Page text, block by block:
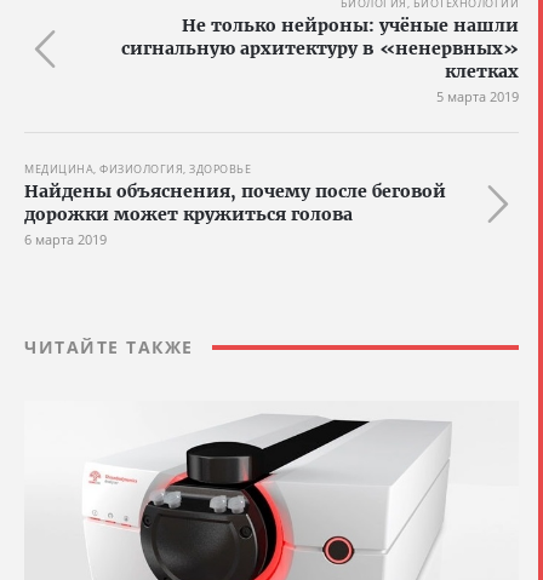
БИОЛОГИЯ, БИОТЕХНОЛОГИИ
Не только нейроны: учёные нашли
сигнальную архитектуру в «ненервных»
клетках
5 марта 2019
МЕДИЦИНА, ФИЗИОЛОГИЯ, ЗДОРОВЬЕ
Найдены объяснения, почему после беговой
дорожки может кружиться голова
6 марта 2019
ЧИТАЙТЕ ТАКЖЕ